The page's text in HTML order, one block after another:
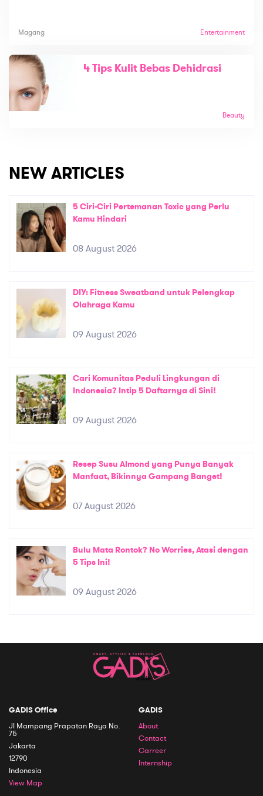
Magang Entertainment
4 Tips Kulit Bebas Dehidrasi
Beauty
NEW ARTICLES
5 Ciri-Ciri Pertemanan Toxic yang Perlu
Kamu Hindari
08 August 2026
DIY: Fitness Sweatband untuk Pelengkap
Olahraga Kamu
09 August 2026
Cari Komunitas Peduli Lingkungan di
Indonesia? Intip 5 Daftarnya di Sini!
09 August 2026
Resep Susu Almond yang Punya Banyak
Manfaat, Bikinnya Gampang Banget!
07 August 2026
Bulu Mata Rontok? No Worries, Atasi dengan
5 Tips Ini!
09 August 2026
GADIS Office
Jl Mampang Prapatan Raya No.
75
Jakarta
12790
Indonesia
View Map
GADIS
About
Contact
Carreer
Internship